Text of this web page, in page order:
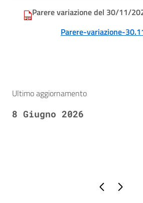
Parere variazione del 30/11/
Parere-variazione-
Ultimo aggiornamento
8 Giugno 2026
Pagina